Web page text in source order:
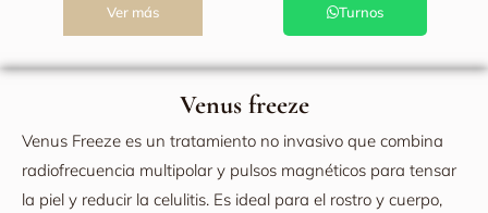
Ver más Turnos
Venus freeze
Venus Freeze es un tratamiento no invasivo que combina
radiofrecuencia multipolar y pulsos magnéticos para tensar
la piel y reducir la celulitis. Es ideal para el rostro y cuerpo,